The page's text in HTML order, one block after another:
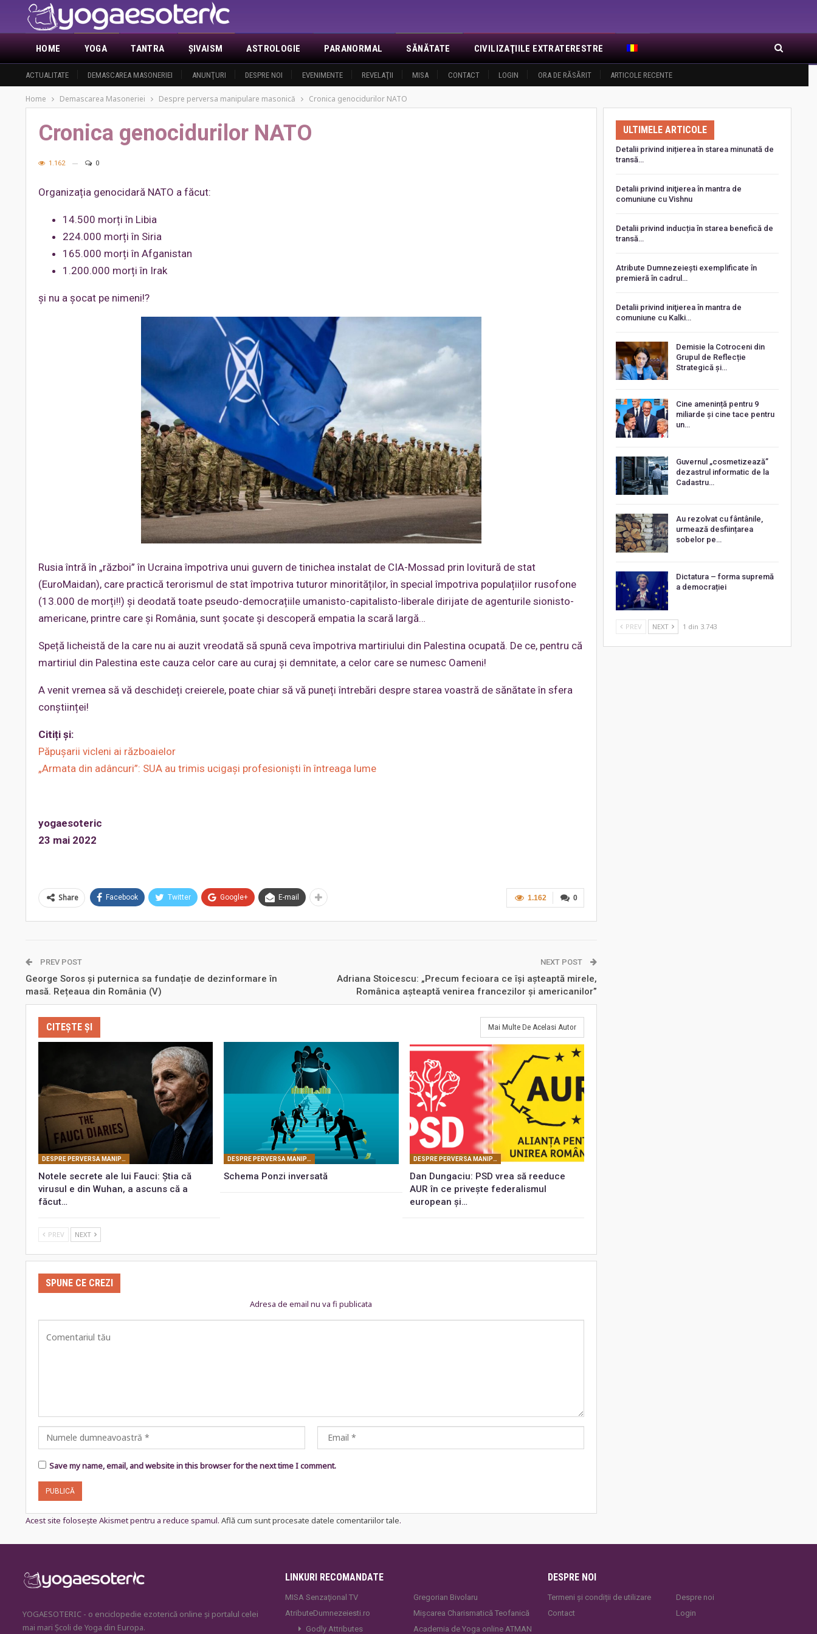
HOME
ACTUALITATE DEMASCAREA MASONERIEI ANUNŢURI DESPRE NOI EVENIMENTE REVELAŢII MISA CONTACT LOGIN ORA DE RĂSĂRIT ARTICOLE RECENTE
YOGA TANTRA ŞIVAISM ASTROLOGIE PARANORMAL SĂNĂTATE CIVILIZAŢIILE EXTRATERESTRE
Home Demascarea Masoneriei Despre perversa manipulare masonică Cronica genocidurilor NATO
Cronica genocidurilor NATO
1.162 0
Organizația genocidară NATO a făcut:
14.500 morți în Libia
224.000 morți în Siria
165.000 morți în Afganistan
1.200.000 morți în Irak
și nu a șocat pe nimeni!?
Rusia întră în „război” în Ucraina împotriva unui guvern de tinichea instalat de CIA-Mossad prin lovitură de stat
(EuroMaidan), care practică terorismul de stat împotriva tuturor minorităților, în special împotriva populațiilor rusofone
(13.000 de morți!!) și deodată toate pseudo-democrațiile umanisto-capitalisto-liberale dirijate de agenturile sionisto-
americane, printre care și România, sunt șocate și descoperă empatia la scară largă…
Speță licheistă de la care nu ai auzit vreodată să spună ceva împotriva martiriului din Palestina ocupată. De ce, pentru că
martiriul din Palestina este cauza celor care au curaj și demnitate, a celor care se numesc Oameni!
A venit vremea să vă deschideți creierele, poate chiar să vă puneți întrebări despre starea voastră de sănătate în sfera
conștiinței!
Citiți și:
Păpușarii vicleni ai războaielor
„Armata din adâncuri”: SUA au trimis ucigași profesioniști în întreaga lume
yogaesoteric
23 mai 2022
0
1.162
Share Facebook Twitter Google+ E-mail
PREV POST
George Soros și puternica sa fundație de dezinformare în
masă. Rețeaua din România (V)
NEXT POST
Adriana Stoicescu: „Precum fecioara ce își așteaptă mirele,
Românica așteaptă venirea francezilor și americanilor”
CITEȘTE ȘI Mai Multe De Acelasi Autor
DESPRE PERVERSA MANIPULARE MASONICĂ
Notele secrete ale lui Fauci: Știa că
virusul e din Wuhan, a ascuns că a
făcut…
DESPRE PERVERSA MANIPULARE MASONICĂ
Schema Ponzi inversată
DESPRE PERVERSA MANIPULARE MASONICĂ
Dan Dungaciu: PSD vrea să reeduce
AUR în ce privește federalismul
european și…
PREV NEXT
SPUNE CE CREZI
Adresa de email nu va fi publicata
Save my name, email, and website in this browser for the next time I comment.
Acest site folosește Akismet pentru a reduce spamul. Află cum sunt procesate datele comentariilor tale.
ULTIMELE ARTICOLE
Detalii privind inițierea în starea minunată de
transă…
Detalii privind iniţierea în mantra de
comuniune cu Vishnu
Detalii privind inducția în starea benefică de
transă…
Atribute Dumnezeiești exemplificate în
premieră în cadrul…
Detalii privind iniţierea în mantra de
comuniune cu Kalki…
Demisie la Cotroceni din
Grupul de Reflecție
Strategică și…
Cine amenință pentru 9
miliarde și cine tace pentru
un…
Guvernul „cosmetizează”
dezastrul informatic de la
Cadastru…
Au rezolvat cu fântânile,
urmează desființarea
sobelor pe…
Dictatura – forma supremă
a democrației
PREV NEXT 1 din 3.743
YOGAESOTERIC - o enciclopedie ezoterică online și portalul celei
mai mari Școli de Yoga din Europa.
LINKURI RECOMANDATE
MISA Senzaţional TV
AtributeDumnezeiesti.ro
Godly Attributes
Gregorian Bivolaru
Mișcarea Charismatică Teofanică
Academia de Yoga online ATMAN
DESPRE NOI
Termeni și condiții de utilizare
Contact
Despre noi
Login